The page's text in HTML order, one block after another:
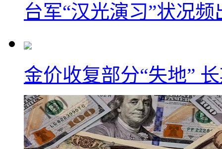
台军“汉光演习”状况
金价收复部分“失地”